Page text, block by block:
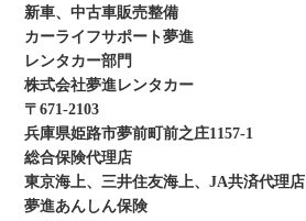
新車、中古車販売整備
カーライフサポート夢進
レンタカー部門
株式会社夢進レンタカー
〒671-2103
兵庫県姫路市夢前町前之庄1157-1
総合保険代理店
東京海上、三井住友海上、JA共済代理店
夢進あんしん保険